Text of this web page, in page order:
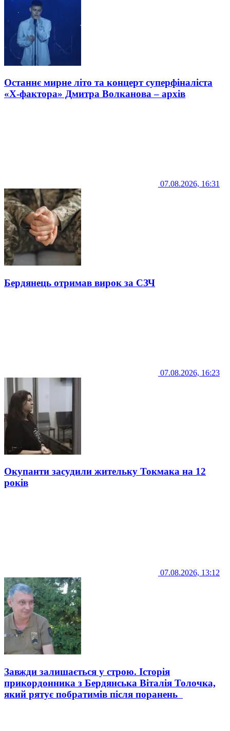
Останнє мирне літо та концерт суперфіналіста
«Х-фактора» Дмитра Волканова – архів
07.08.2026, 16:31
Бердянець отримав вирок за СЗЧ
07.08.2026, 16:23
Окупанти засудили жительку Токмака на 12
років
07.08.2026, 13:12
Завжди залишається у строю. Історія
прикордонника з Бердянська Віталія Толочка,
який рятує побратимів після поранень